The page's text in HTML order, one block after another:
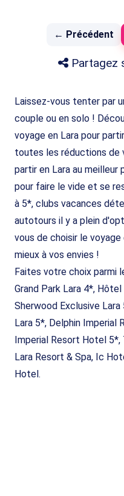
← Précédent
Partagez
Laissez-vous tenter par
couple ou en solo !
voyage en Lara pour
toutes les réductions de
partir en Lara au meilleur
pour faire le vide et se
à 5*, clubs vacances
autotours il y a plein
vous de choisir le
mieux à vos envies !
Faites votre choix parmi
Grand Park Lara 4*,
Sherwood Exclusive
Lara 5*, Delphin Imperial
Imperial Resort Hotel 5*,
Lara Resort & Spa, Ic
Hotel.